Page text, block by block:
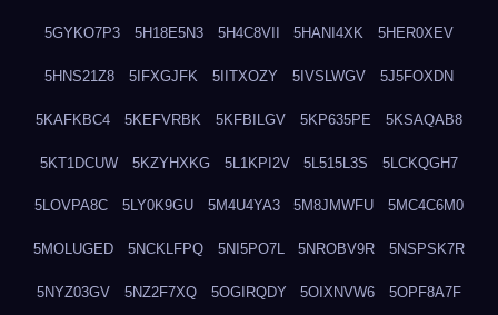
5GYKO7P3 5H18E5N3 5H4C8VII 5HANI4XK 5HER0XEV
5HNS21Z8 5IFXGJFK 5IITXOZY 5IVSLWGV 5J5FOXDN
5KAFKBC4 5KEFVRBK 5KFBILGV 5KP635PE 5KSAQAB8
5KT1DCUW 5KZYHXKG 5L1KPI2V 5L515L3S 5LCKQGH7
5LOVPA8C 5LY0K9GU 5M4U4YA3 5M8JMWFU 5MC4C6M0
5MOLUGED 5NCKLFPQ 5NI5PO7L 5NROBV9R 5NSPSK7R
5NYZ03GV 5NZ2F7XQ 5OGIRQDY 5OIXNVW6 5OPF8A7F